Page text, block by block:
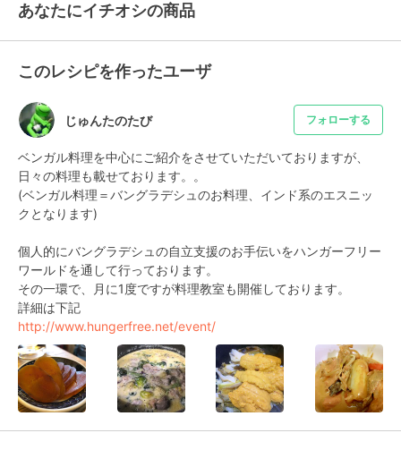
あなたにイチオシの商品
このレシピを作ったユーザ
じゅんたのたび フォローする
ベンガル料理を中心にご紹介をさせていただいておりますが、
日々の料理も載せております。。
(ベンガル料理＝バングラデシュのお料理、インド系のエスニッ
クとなります)
個人的にバングラデシュの自立支援のお手伝いをハンガーフリー
ワールドを通して行っております。
その一環で、月に1度ですが料理教室も開催しております。
http://www.hungerfree.net/event/